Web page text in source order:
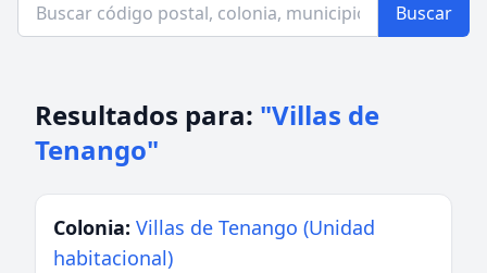
Buscar
Resultados para: "Villas de
Tenango"
Colonia: Villas de Tenango (Unidad
habitacional)